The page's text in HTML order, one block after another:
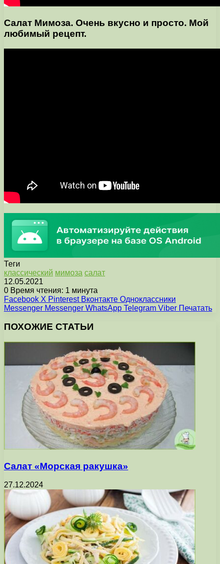
Салат Мимоза. Очень вкусно и просто. Мой
любимый рецепт.
Теги
классический мимоза салат
12.05.2021
0 Время чтения: 1 минута
Facebook X Pinterest Вконтакте Одноклассники
Messenger Messenger WhatsApp Telegram Viber Печатать
ПОХОЖИЕ СТАТЬИ
Салат «Морская ракушка»
27.12.2024